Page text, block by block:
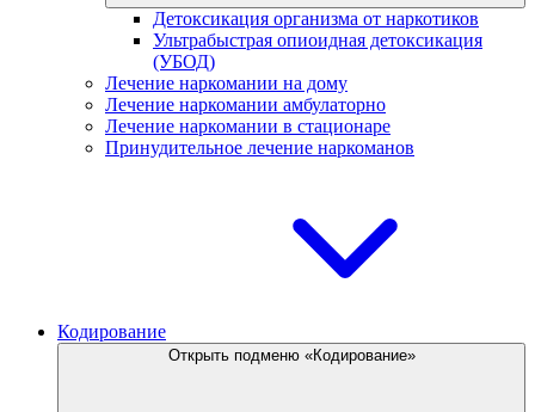
Детоксикация организма от наркотиков
Ультрабыстрая опиоидная детоксикация
(УБОД)
Лечение наркомании на дому
Лечение наркомании амбулаторно
Лечение наркомании в стационаре
Принудительное лечение наркоманов
Кодирование
Открыть подменю «Кодирование»